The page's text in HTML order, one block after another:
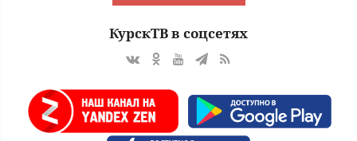
КурскТВ в соцсетях